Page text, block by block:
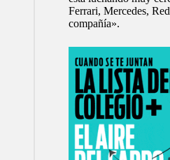
Ferrari, Mercedes,
compañía».